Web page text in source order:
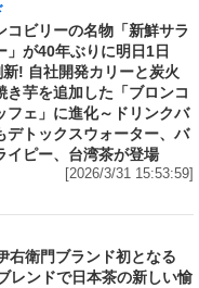
コビリーの名物「新鮮サラ
」が40年ぶりに明日1日
! 自社開発カリーと炭火
き芋を追加した「ブロンコ
フェ」に進化～ドリンクバ
デトックスウォーター、バ
イピー、台湾茶が登場
[2026/3/31 15:53:59]
右衛門ブランド初となる
レンドで日本茶の新しい愉